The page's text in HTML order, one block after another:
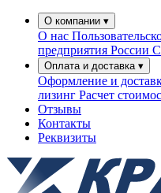
О компании ▾
О нас
предприятия России
Оплата и доставка ▾
Оформление и
лизинг Расчет
Отзывы
Контакты
Реквизиты